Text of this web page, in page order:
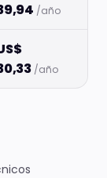
/año
/año